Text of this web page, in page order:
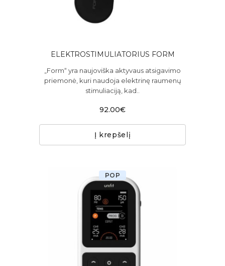
ELEKTROSTIMULIATORIUS FORM
„Form“ yra naujoviška aktyvaus atsigavimo
priemonė, kuri naudoja elektrinę raumenų
stimuliaciją, kad..
92.00€
Į krepšelį
POP